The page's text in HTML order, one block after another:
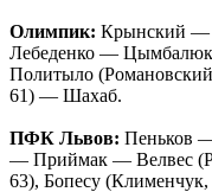
Олимпик: Крынский —
Лебеденко —
Политыло
61) — Шахаб.
ПФК Львов: Пеньков —
— Приймак — Велвес
63), Бопесу